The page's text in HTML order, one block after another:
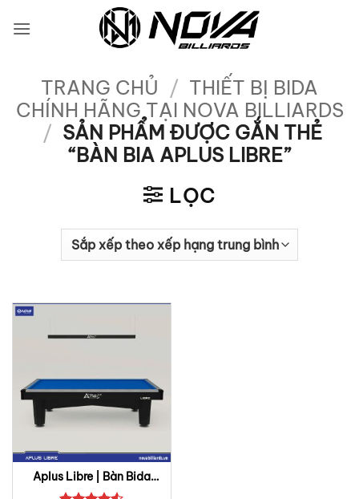
qua
TRANG CHỦ / THIẾT BỊ BIDA
CHÍNH HÃNG TẠI NOVA BILLIARDS
/ SẢN PHẨM ĐƯỢC GẮN THẺ
“BÀN BIA APLUS LIBRE”
LỌC
Aplus Libre | Bàn Bida
Libre (Phăng)